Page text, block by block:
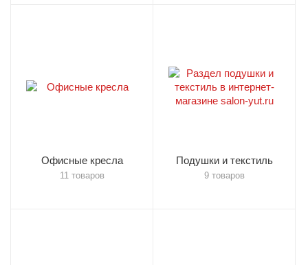
Офисные кресла
11 товаров
Подушки и текстиль
9 товаров